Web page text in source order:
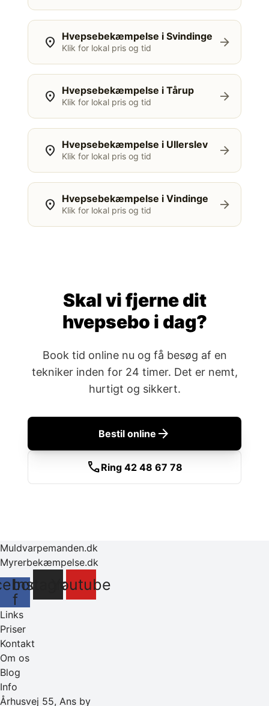
location_on Hvepsebekæmpelse i Svindinge
Klik for lokal pris og tid arrow_forward
location_on Hvepsebekæmpelse i Tårup
Klik for lokal pris og tid arrow_forward
location_on Hvepsebekæmpelse i Ullerslev
Klik for lokal pris og tid arrow_forward
location_on Hvepsebekæmpelse i Vindinge
Klik for lokal pris og tid arrow_forward
Skal vi fjerne dit
hvepsebo i dag?
Book tid online nu og få besøg af en
tekniker inden for 24 timer. Det er nemt,
hurtigt og sikkert.
Bestil online arrow_forward
callRing 42 48 67 78
Muldvarpemanden.dk
Myrerbekæmpelse.dk
f
InstagramYoutube
Links
Priser
Kontakt
Om os
Blog
Info
Århusvej 55, Ans by